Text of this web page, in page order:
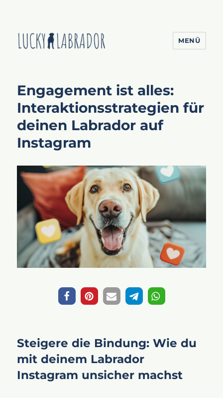
MENÜ
Engagement ist alles:
Interaktionsstrategien für
deinen Labrador auf
Instagram
Steigere die Bindung: Wie du
mit deinem Labrador
Instagram unsicher machst